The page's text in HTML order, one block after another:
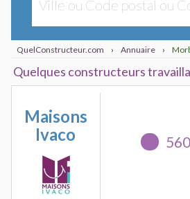
QuelConstructeur.com › Annuaire ›
Quelques constructeurs
Maisons
Ivaco